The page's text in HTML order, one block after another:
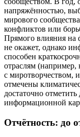
напряжённостью,
мирового
конфликтов или
Прямого влияния на
не окажет, однако
способен
отраслям (например,
с миротворчеством,
отмечены
достаточно
информационной
Отчётность: